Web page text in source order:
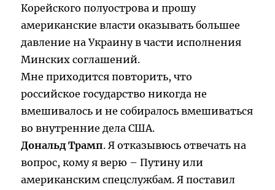
Корейского полуострова и прошу
американские власти оказывать большее
давление на Украину в части исполнения
Минских соглашений.
Мне приходится повторить, что
российское государство никогда не
вмешивалось и не собиралось вмешиваться
во внутренние дела США.
Дональд Трамп. Я отказывюсь отвечать на
вопрос, кому я верю – Путину или
американским спецслужбам. Я поставил